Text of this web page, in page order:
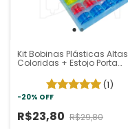
Kit Bobinas Plásticas Altas
Coloridas + Estojo Porta
(1)
-20% OFF
R$23,80 R$29,80